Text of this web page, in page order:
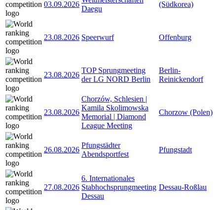
03.09.2026
Daegu
(Südkorea)
23.08.2026 Speerwurf Offenburg
23.08.2026
TOP Sprungmeeting
der LG NORD Berlin
Berlin-
Reinickendorf
23.08.2026
Chorzów, Schlesien |
Kamila Skolimowska
Memorial | Diamond
League Meeting
Chorzow (Polen)
26.08.2026
Pfungstädter
Abendsportfest
Pfungstadt
27.08.2026
6. Internationales
Stabhochsprungmeeting
Dessau
Dessau-Roßlau